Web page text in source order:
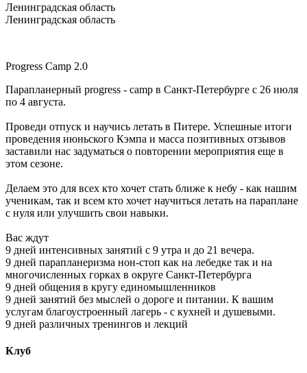
Ленинградская область
Ленинградская область
Progress Camp 2.0
Парапланерный progress - camp в Санкт-Петербурге с 26 июля
по 4 августа.
Проведи отпуск и научись летать в Питере. Успешные итоги
проведения июньского Кэмпа и масса позитивных отзывов
заставили нас задуматься о повторении мероприятия еще в
этом сезоне.
Делаем это для всех кто хочет стать ближе к небу - как нашим
ученикам, так и всем кто хочет научиться летать на параплане
с нуля или улучшить свои навыки.
Вас ждут
9 дней интенсивных занятий с 9 утра и до 21 вечера.
9 дней парапланеризма нон-стоп как на лебедке так и на
многочисленных горках в округе Санкт-Петербурга
9 дней общения в кругу единомышленников
9 дней занятий без мыслей о дороге и питании. К вашим
услугам благоустроенный лагерь - с кухней и душевыми.
9 дней различных тренингов и лекций
Клуб